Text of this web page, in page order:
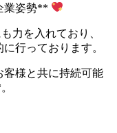
業姿勢**
力を入れており、
行っております。
様と共に持続可能